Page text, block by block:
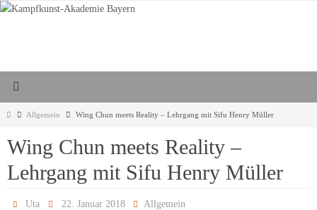
Zum
StartAllgemein Wing Chun meets Reality – Lehrgang mit Sifu Henry Müller
Wing Chun meets Reality –
Lehrgang mit Sifu Henry Müller
Uta 22. Januar 2018 Allgemein